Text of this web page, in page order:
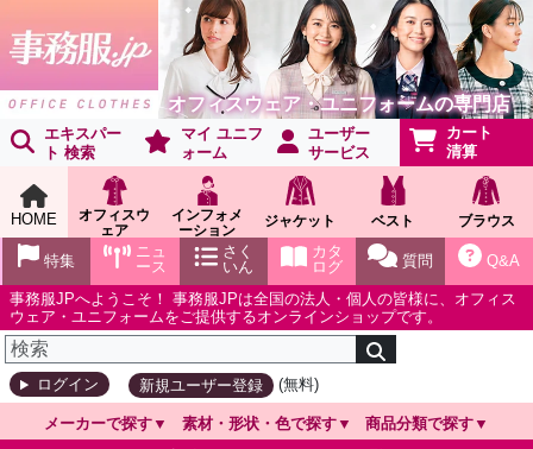
オフィスウェア・ユニフォームの専門店
エキスパー
ト 検索
マイ ユニフ
ォーム
ユーザー
サービス
カート
清算
HOME
オフィスウ
ェア
インフォメ
ーション
ショールー
ム
ジャケット ベスト ブラウス
Q&A
質問
カタ
ログ
さく
いん
ニュ
ース
特集
事務服JPへようこそ！ 事務服JPは全国の法人・個人の皆様に、オフィス
ウェア・ユニフォームをご提供するオンラインショップです。
ログイン 新規ユーザー登録 (無料)
メーカーで探す 素材・形状・色で探す 商品分類で探す